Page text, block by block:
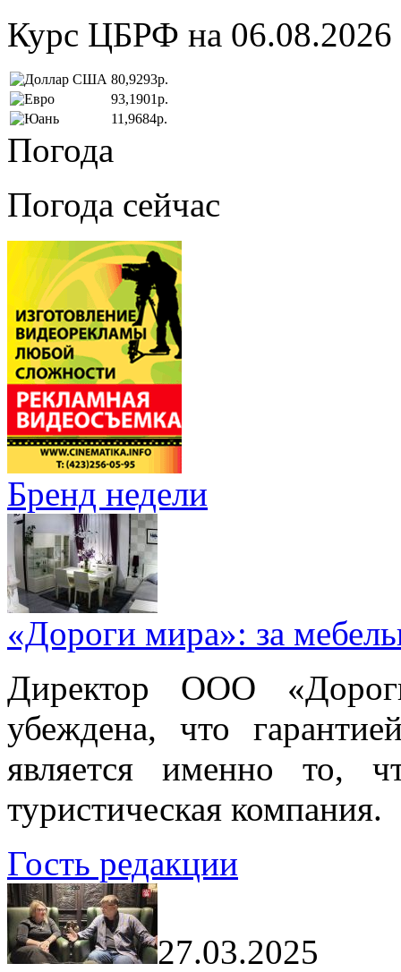
Курс ЦБРФ на 06.08.2026
80,9293р.
93,1901р.
11,9684р.
Погода
Погода сейчас
Бренд недели
«Дороги мира»: за
Директор ООО
убеждена, что
является именно то,
туристическая компания.
Гость редакции
27.03.2025